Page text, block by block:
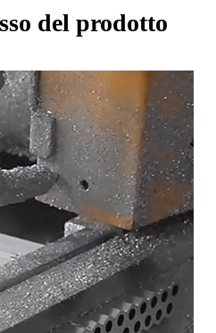
del prodotto